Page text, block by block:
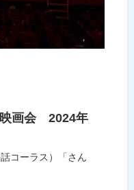
画会 2024年
コーラス）「さん